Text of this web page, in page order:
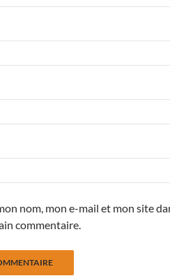
nom, mon e-mail et mon site
commentaire.